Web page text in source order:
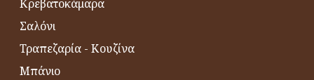
Κρεβατοκάμαρα
Σαλόνι
Τραπεζαρία - Κουζίνα
Μπάνιο